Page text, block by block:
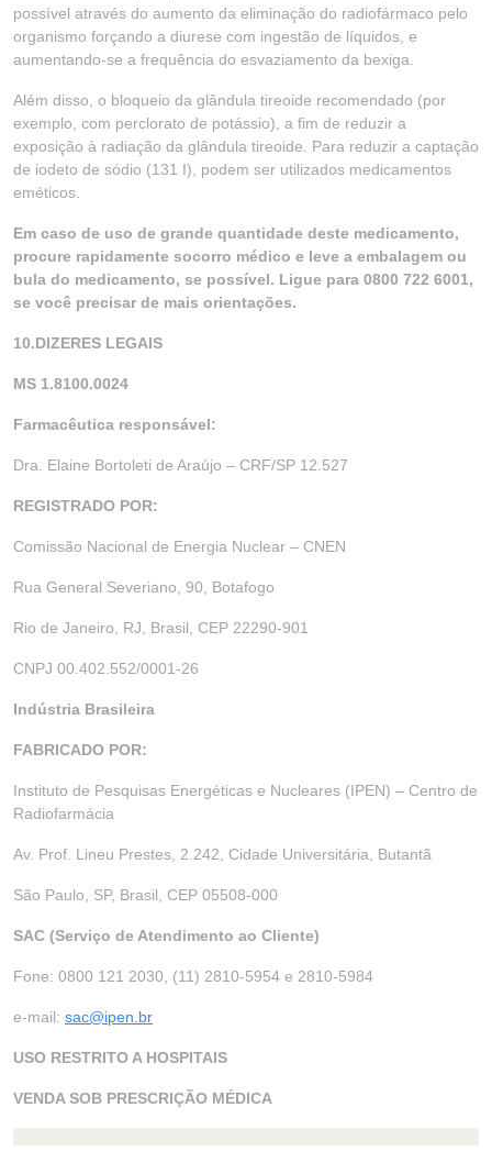
possível através do aumento da eliminação do radiofármaco pelo
organismo forçando a diurese com ingestão de líquidos, e
aumentando-se a frequência do esvaziamento da bexiga.
Além disso, o bloqueio da glândula tireoide recomendado (por
exemplo, com perclorato de potássio), a fim de reduzir a
exposição à radiação da glândula tireoide. Para reduzir a captação
de iodeto de sódio (131 I), podem ser utilizados medicamentos
eméticos.
Em caso de uso de grande quantidade deste medicamento,
procure rapidamente socorro médico e leve a embalagem ou
bula do medicamento, se possível. Ligue para 0800 722 6001,
se você precisar de mais orientações.
10.DIZERES LEGAIS
MS 1.8100.0024
Farmacêutica responsável:
Dra. Elaine Bortoleti de Araújo – CRF/SP 12.527
REGISTRADO POR:
Comissão Nacional de Energia Nuclear – CNEN
Rua General Severiano, 90, Botafogo
Rio de Janeiro, RJ, Brasil, CEP 22290-901
CNPJ 00.402.552/0001-26
Indústria Brasileira
FABRICADO POR:
Instituto de Pesquisas Energéticas e Nucleares (IPEN) – Centro de
Radiofarmácia
Av. Prof. Lineu Prestes, 2.242, Cidade Universitária, Butantã
São Paulo, SP, Brasil, CEP 05508-000
SAC (Serviço de Atendimento ao Cliente)
Fone: 0800 121 2030, (11) 2810-5954 e 2810-5984
e-mail: sac@ipen.br
USO RESTRITO A HOSPITAIS
VENDA SOB PRESCRIÇÃO MÉDICA